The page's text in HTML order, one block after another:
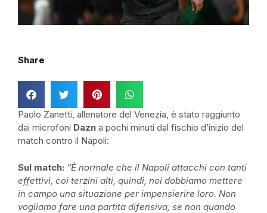
Share
Paolo Zanetti, allenatore del Venezia, è stato raggiunto
dai microfoni Dazn a pochi minuti dal fischio d’inizio del
match contro il Napoli:
Sul match: “È normale che il Napoli attacchi con tanti
effettivi, coi terzini alti, quindi, noi dobbiamo mettere
in campo una situazione per impensierire loro. Non
vogliamo fare una partita difensiva, se non quando